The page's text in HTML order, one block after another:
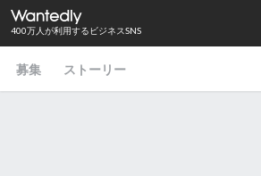
400万人が利用するビジネスSNS
募集 ストーリー